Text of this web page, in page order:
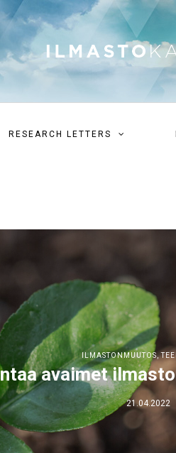
RESEARCH LETTERS
ILMASTONMUUTOS,
avaimet
21.04.2022